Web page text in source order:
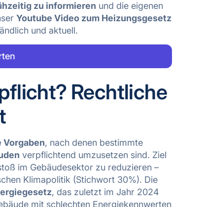
zu informieren und die eigenen
Youtube Video zum Heizungsgesetz
und aktuell.
Rechtliche
, nach denen bestimmte
verpflichtend umzusetzen sind. Ziel
im Gebäudesektor zu reduzieren –
Klimapolitik (Stichwort 30%). Die
, das zuletzt im Jahr 2024
mit schlechten Energiekennwerten